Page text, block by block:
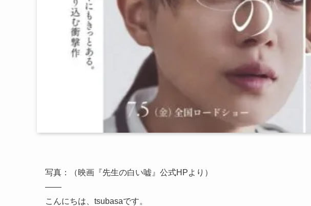
写真：（映画『先生の白い嘘』公式HPより）
——
こんにちは、tsubasaです。